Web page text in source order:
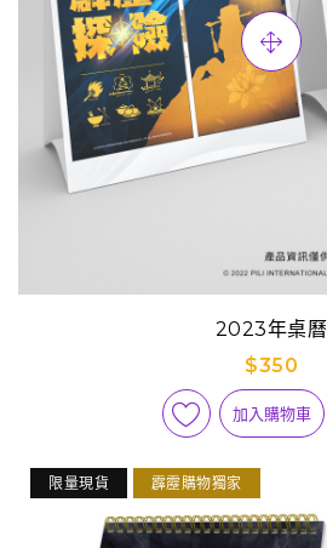
2023年桌曆
$350
加入購物車
限量現貨 霹靂購物獨家